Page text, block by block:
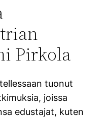
Pirkola
tuonut
joissa
edustajat, kuten